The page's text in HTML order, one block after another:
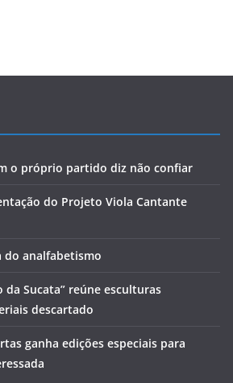
o próprio partido diz não confiar
do Projeto Viola Cantante
do analfabetismo
da Sucata” reúne esculturas
descartado
ganha edições especiais para